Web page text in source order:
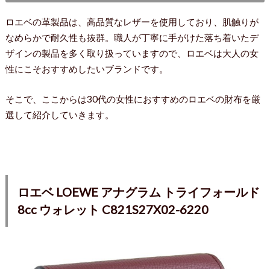
ロエベの革製品は、高品質なレザーを使用しており、肌触りが
なめらかで耐久性も抜群。職人が丁寧に手がけた落ち着いたデ
ザインの製品を多く取り扱っていますので、ロエベは大人の女
性にこそおすすめしたいブランドです。
そこで、ここからは30代の女性におすすめのロエベの財布を厳
選して紹介していきます。
ロエベ LOEWE アナグラム トライフォールド
8cc ウォレット C821S27X02-6220